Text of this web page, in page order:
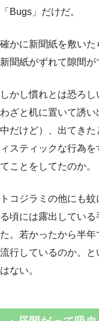
「Bugs」だけだ。
確かに新聞紙を敷い
新聞紙がずれて隙間が
しかし慣れとは恐ろ
わざと机に置いて誘
中だけど）、出てき
ィスティックな行為
てことをしてたのか。
トコジラミの他にも
る頃には露出してい
た。若かったから半
流行しているのか。
はない。